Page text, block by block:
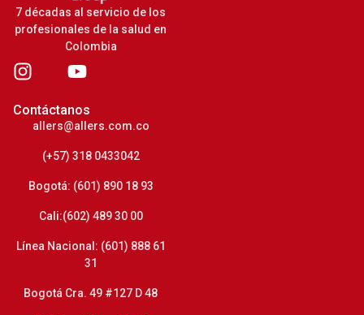
7 décadas al servicio de los
profesionales de la salud en
Colombia
Contáctanos
allers@allers.com.co
(+57) 318 0433042
Bogotá: (601) 890 18 93
Cali:(602) 489 30 00
Línea Nacional: (601) 888 61
31
Bogotá Cra. 49 #127 D 48